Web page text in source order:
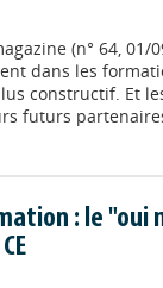
(n° 64, 01/
dans les
constructif. Et
futurs
: le "oui